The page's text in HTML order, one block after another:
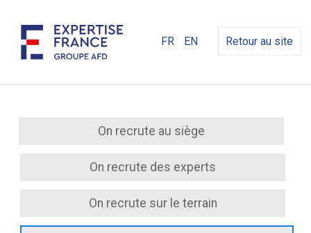
FR EN Retour au site
On recrute au siège
On recrute des experts
On recrute sur le terrain